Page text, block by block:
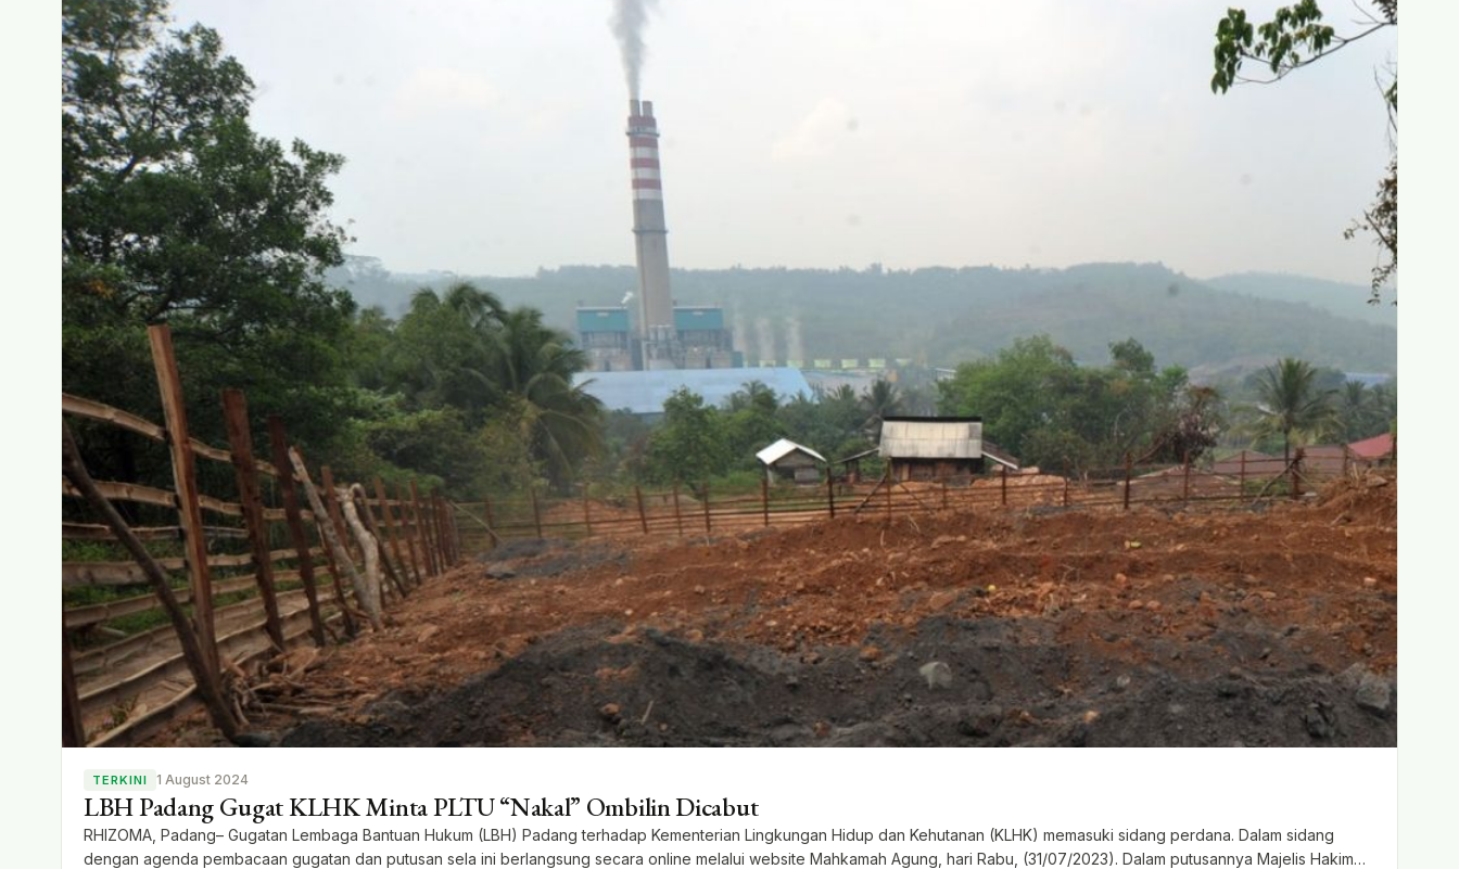
TERKINI 1 August 2024
LBH Padang Gugat KLHK Minta PLTU “Nakal” Ombilin Dicabut
RHIZOMA, Padang– Gugatan Lembaga Bantuan Hukum (LBH) Padang terhadap Kementerian Lingkungan Hidup dan Kehutanan (KLHK) memasuki sidang perdana. Dalam sidang
dengan agenda pembacaan gugatan dan putusan sela ini berlangsung secara online melalui website Mahkamah Agung, hari Rabu, (31/07/2023). Dalam putusannya Majelis Hakim